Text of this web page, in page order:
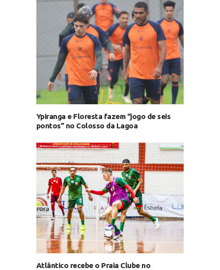
Ypiranga e Floresta fazem “jogo de seis
pontos” no Colosso da Lagoa
Atlântico recebe o Praia Clube no